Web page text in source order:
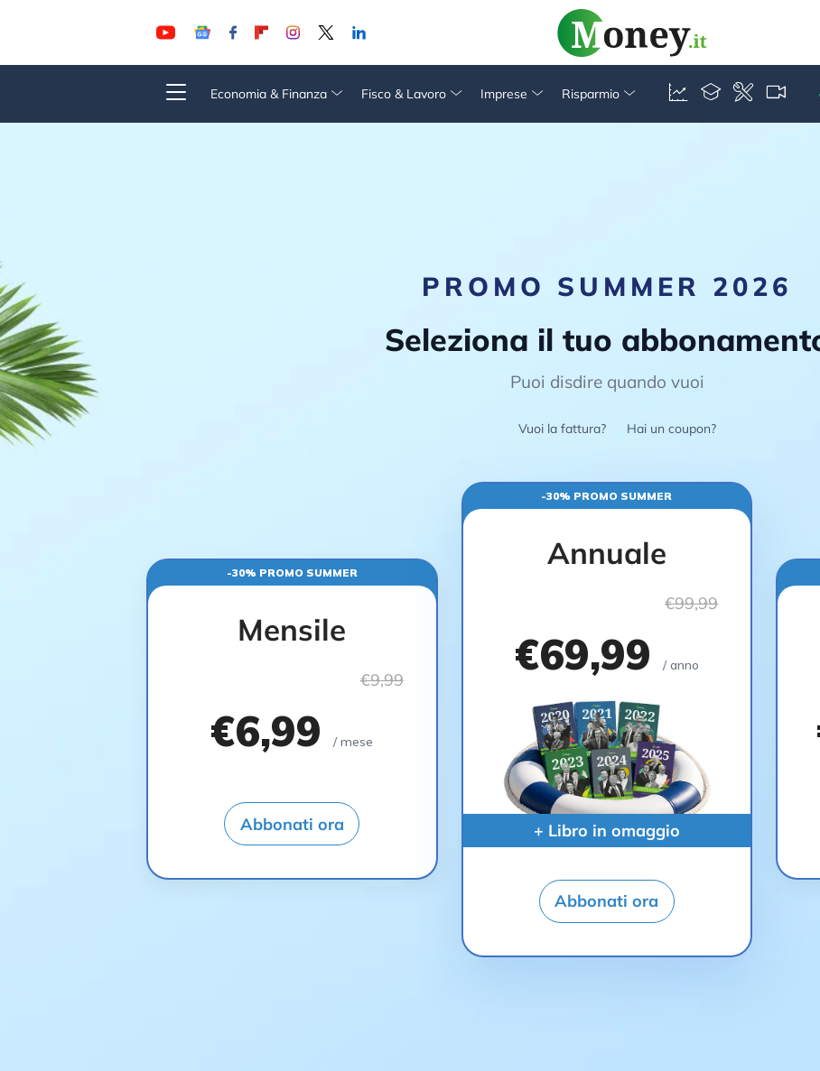
Economia & Finanza Fisco & Lavoro Imprese Risparmio
PROMO SUMMER 2026
Seleziona il tuo
Puoi disdire quando vuoi
Vuoi la fattura? Hai un coupon?
-30% PROMO SUMMER
Mensile
€9,99
€6,99/ mese
Abbonati ora
-30% PROMO SUMMER
Annuale
€99,99
€69,99 / anno
+ Libro in omaggio
Abbonati ora